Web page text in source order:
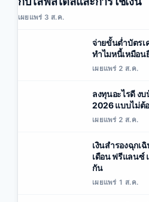
เผยแพร่ 3 ส.ค.
จ่ายขั้นต่ำบัตรเ
ทำไมหนี้เหมือน
เผยแพร่ 2 ส.ค.
ลงทุนอะไรดี ง
2026 แบบไม่ต้
เผยแพร่ 2 ส.ค.
เงินสำรองฉุกเ
เดือน ฟรีแลนซ์
กัน
เผยแพร่ 1 ส.ค.